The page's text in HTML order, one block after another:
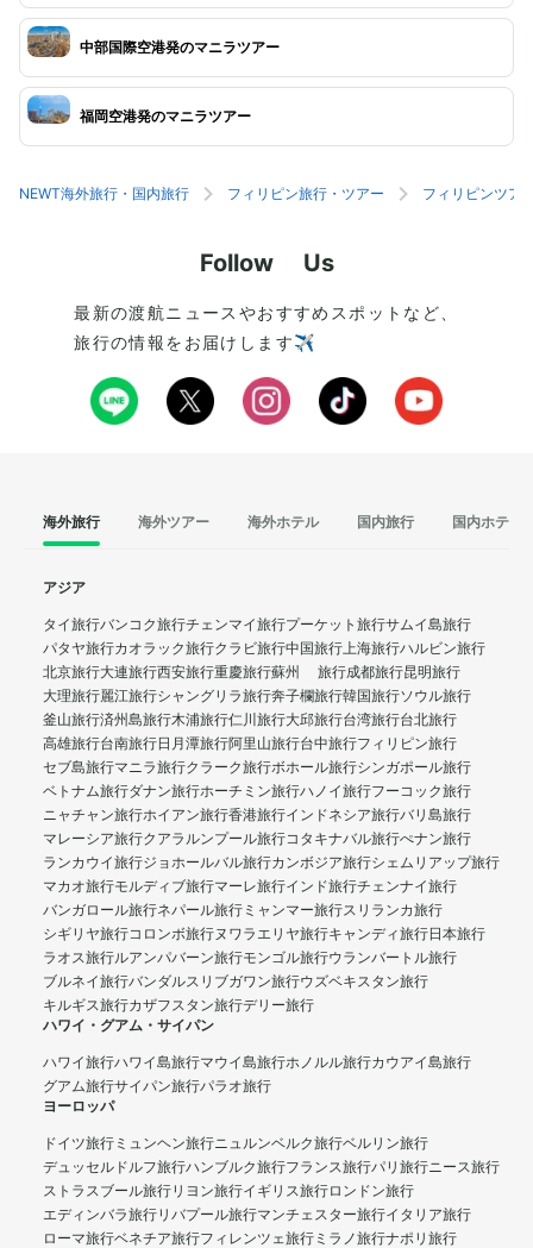
中部国際空港発のマニラツアー
福岡空港発のマニラツアー
NEWT海外旅行・国内旅行 フィリピン旅行・ツアー フィリピンツア
Follow Us
最新の渡航ニュースやおすすめスポットなど、
旅行の情報をお届けします✈️
海外旅行 海外ツアー 海外ホテル 国内旅行 国内ホテル
アジア
タイ旅行バンコク旅行チェンマイ旅行プーケット旅行サムイ島旅行
パタヤ旅行カオラック旅行クラビ旅行中国旅行上海旅行ハルビン旅行
北京旅行大連旅行西安旅行重慶旅行蘇州 旅行成都旅行昆明旅行
大理旅行麗江旅行シャングリラ旅行奔子欄旅行韓国旅行ソウル旅行
釜山旅行済州島旅行木浦旅行仁川旅行大邱旅行台湾旅行台北旅行
高雄旅行台南旅行日月潭旅行阿里山旅行台中旅行フィリピン旅行
セブ島旅行マニラ旅行クラーク旅行ボホール旅行シンガポール旅行
ベトナム旅行ダナン旅行ホーチミン旅行ハノイ旅行フーコック旅行
ニャチャン旅行ホイアン旅行香港旅行インドネシア旅行バリ島旅行
マレーシア旅行クアラルンプール旅行コタキナバル旅行ぺナン旅行
ランカウイ旅行ジョホールバル旅行カンボジア旅行シェムリアップ旅行
マカオ旅行モルディブ旅行マーレ旅行インド旅行チェンナイ旅行
バンガロール旅行ネパール旅行 ミャンマー旅行スリランカ旅行
シギリヤ旅行コロンボ旅行ヌワラエリヤ旅行キャンディ旅行日本旅行
ラオス旅行ルアンパバーン旅行モンゴル旅行ウランバートル旅行
ブルネイ旅行バンダルスリブガワン旅行ウズベキスタン旅行
キルギス旅行カザフスタン旅行デリー旅行
ハワイ・グアム・サイパン
ハワイ旅行ハワイ島旅行マウイ島旅行ホノルル旅行カウアイ島旅行
グアム旅行サイパン旅行パラオ旅行
ヨーロッパ
ドイツ旅行 ミュンヘン旅行ニュルンベルク旅行ベルリン旅行
デュッセルドルフ旅行ハンブルク旅行フランス旅行パリ旅行ニース旅行
ストラスブール旅行リヨン旅行イギリス旅行ロンドン旅行
エディンバラ旅行リバプール旅行マンチェスター旅行イタリア旅行
ローマ旅行ベネチア旅行フィレンツェ旅行 ミラノ旅行ナポリ旅行